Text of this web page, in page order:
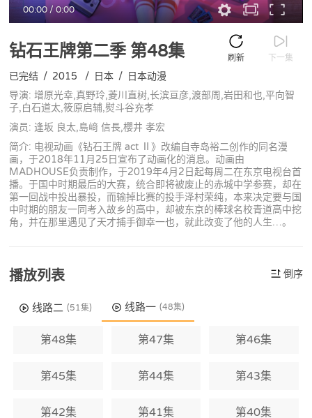
00:00/0:00
钻石王牌第二季第48集 下一集
刷新
已完结 / 2015 / 日本 / 日本动漫
导演: 增原光幸,真野玲,菱川直树,长滨亘彦,渡部周,岩田和也,平向智
子,白石道太,筱原启辅,熨斗谷充孝
演员: 逢坂 良太,島﨑 信長,櫻井 孝宏
简介: 电视动画《钻石王牌 act Ⅱ》改编自寺岛裕二创作的同名漫
画，于2018年11月25日宣布了动画化的消息。动画由
MADHOUSE负责制作，于2019年4月2日起每周二在东京电视台首
播。于国中时期最后的大赛，统合即将被废止的赤城中学参赛，却在
第一回战中投出暴投，而输掉比赛的投手泽村荣纯，本来决定要与国
中时期的朋友一同考入故乡的高中，却被东京的棒球名校青道高中挖
角，并在那里遇见了天才捕手御幸一也，就此改变了他的人生…。
播放列表 倒序
线路二 (51集) 线路一 (48集)
第48集 第47集 第46集
第45集 第44集 第43集
第42集 第41集 第40集